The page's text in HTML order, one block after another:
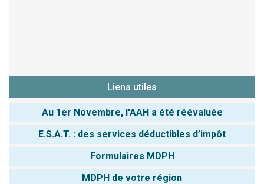
Liens utiles
Au 1er Novembre, l'AAH a été réévaluée
E.S.A.T. : des services déductibles d’impôt
Formulaires MDPH
MDPH de votre région